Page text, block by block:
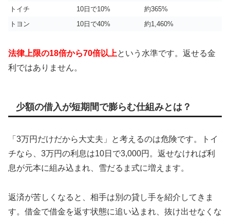
トイチ 10日で10%
約365%
トヨン
10日で40% 約1,460%
法律上限の18倍から70倍以上という水準です。返せる金
利ではありません。
少額の借入が短期間で膨らむ仕組みとは？
「3万円だけだから大丈夫」と考えるのは危険です。トイ
チなら、3万円の利息は10日で3,000円。返せなければ利
息が元本に組み込まれ、雪だるま式に増えます。
返済が苦しくなると、相手は別の貸し手を紹介してきま
す。借金で借金を返す状態に追い込まれ、抜け出せなくな